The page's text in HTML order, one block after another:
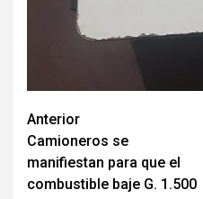
Navegación
de
entradas
Anterior
Camioneros se
manifiestan para que el
combustible baje G. 1.500